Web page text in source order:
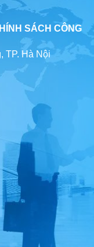
SÁCH CÔNG
TP. Hà Nội